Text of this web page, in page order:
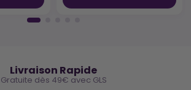
Livraison Rapide
Gratuite dès 49€ avec GLS